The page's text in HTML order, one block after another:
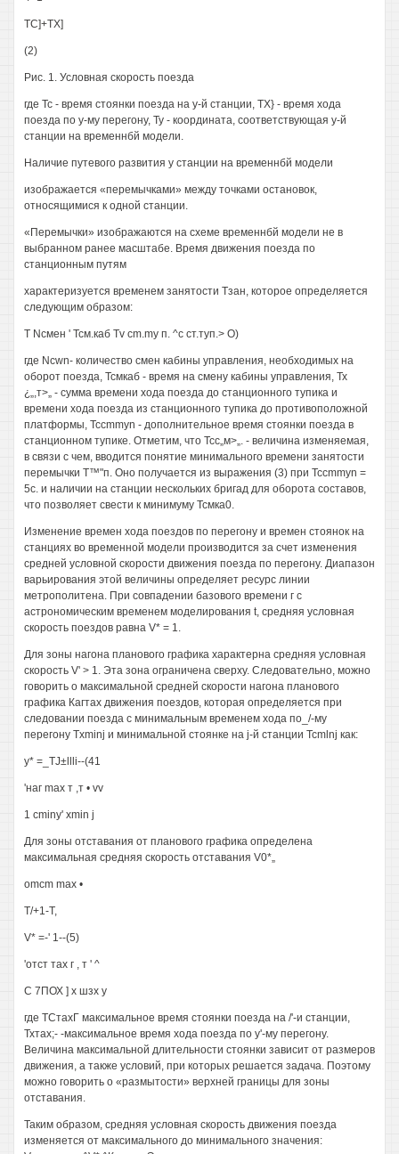
ТС]+ТХ]
(2)
Рис. 1. Условная скорость поезда
где Тс - время стоянки поезда на у-й станции, ТХ} - время хода
поезда по у-му перегону, Ту - координата, соответствующая у-й
станции на временнбй модели.
Наличие путевого развития у станции на временнбй модели
изображается «перемычками» между точками остановок,
относящимися к одной станции.
«Перемычки» изображаются на схеме временнбй модели не в
выбранном ранее масштабе. Время движения поезда по
станционным путям
характеризуется временем занятости Тзан, которое определяется
следующим образом:
Т Nсмен ' Тсм.каб Tv cm.my п. ^с ст.туп.> О)
где Ncwn- количество смен кабины управления, необходимых на
оборот поезда, Тсмкаб - время на смену кабины управления, Тх
¿„,т>„ - сумма времени хода поезда до станционного тупика и
времени хода поезда из станционного тупика до противоположной
платформы, Тсcmmyn - дополнительное время стоянки поезда в
станционном тупике. Отметим, что Тсс„м>„. - величина изменяемая,
в связи с чем, вводится понятие минимального времени занятости
перемычки Т™"п. Оно получается из выражения (3) при Tccmmyn =
5с. и наличии на станции нескольких бригад для оборота составов,
что позволяет свести к минимуму Тсмка0.
Изменение времен хода поездов по перегону и времен стоянок на
станциях во временной модели производится за счет изменения
средней условной скорости движения поезда по перегону. Диапазон
варьирования этой величины определяет ресурс линии
метрополитена. При совпадении базового времени г с
астрономическим временем моделирования t, средняя условная
скорость поездов равна V* = 1.
Для зоны нагона планового графика характерна средняя условная
скорость V' > 1. Эта зона ограничена сверху. Следовательно, можно
говорить о максимальной средней скорости нагона планового
графика Кагтах движения поездов, которая определяется при
следовании поезда с минимальным временем хода по_/-му
перегону Txminj и минимальной стоянке на j-й станции Tcmlnj как:
у* =_TJ±llli--(41
'наг max т ,т • vv
1 cminy' xmin j
Для зоны отставания от планового графика определена
максимальная средняя скорость отставания V0*„
omcm max •
Т/+1-Т,
V* =-' 1--(5)
'отст тах г , т ' ^
С 7ПОХ ] х шзх у
где ТСтахГ максимальное время стоянки поезда на /'-и станции,
Тхтах;- -максимальное время хода поезда по у'-му перегону.
Величина максимальной длительности стоянки зависит от размеров
движения, а также условий, при которых решается задача. Поэтому
можно говорить о «размытости» верхней границы для зоны
отставания.
Таким образом, средняя условная скорость движения поезда
изменяется от максимального до минимального значения: